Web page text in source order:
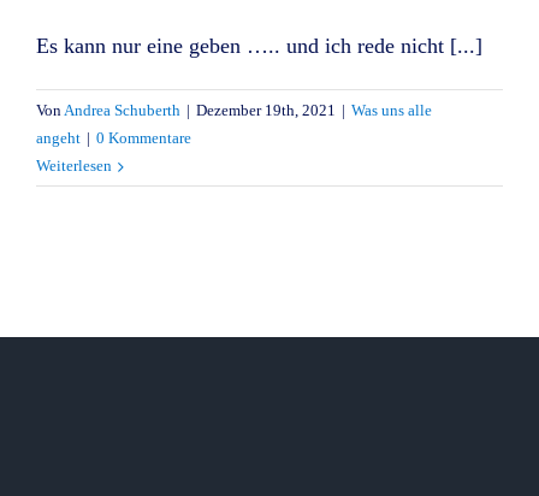
Es kann nur eine geben ….. und ich rede nicht [...]
VonAndrea Schuberth | Dezember 19th, 2021 | Was uns alle
angeht | 0 Kommentare
Weiterlesen